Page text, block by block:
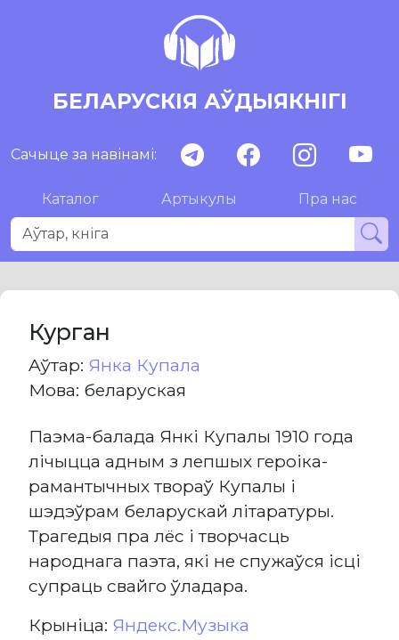
БЕЛАРУСКІЯ АЎДЫЯКНІГІ
Сачыце за навінамі:
Каталог Артыкулы Пра нас
Курган
Aўтар: Янка Купала
Мова: беларуская
Паэма-балада Янкі Купалы 1910 года
лічыцца адным з лепшых героіка-
рамантычных твораў Купалы і
шэдэўрам беларускай літаратуры.
Трагедыя пра лёс і творчасць
народнага паэта, які не спужаўся ісці
супраць свайго ўладара.
Крыніца: Яндекс.Музыка